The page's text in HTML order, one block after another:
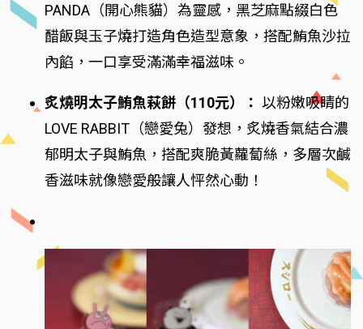
PANDA（開心熊貓）為靈感，黑芝麻點綴白色
醋飯與玉子燒打造角色造型意象，搭配鮪魚沙拉
內餡，一口享受滿滿幸福滋味。
炙燒明太子鮪魚萩餅（110元）： 以粉嫩吸睛的
LOVE RABBIT（戀愛兔）發想，炙燒香氣結合濃
郁明太子與鮪魚，搭配爽脆黃蘿蔔絲，多層次鹹
香滋味就像戀愛般讓人怦然心動！